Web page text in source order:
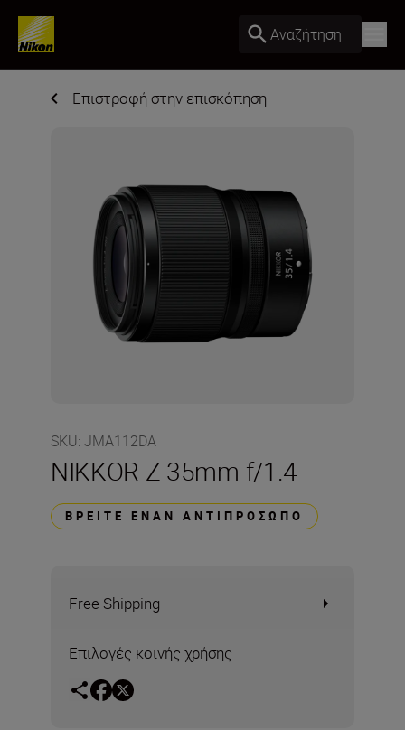
Αναζήτηση
Επιστροφή στην επισκόπηση
SKU: JMA112DA
NIKKOR Z 35mm f/1.4
ΒΡΕΊΤΕ ΈΝΑΝ ΑΝΤΙΠΡΌΣΩΠΟ
Free Shipping
Επιλογές κοινής χρήσης